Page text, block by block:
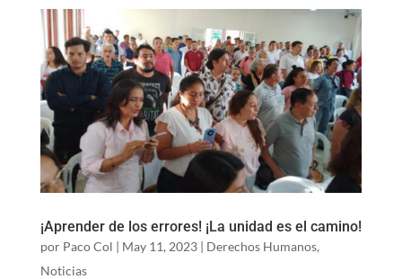
¡Aprender de los errores! ¡La unidad es el camino!
por Paco Col | May 11, 2023| Derechos Humanos,
Noticias